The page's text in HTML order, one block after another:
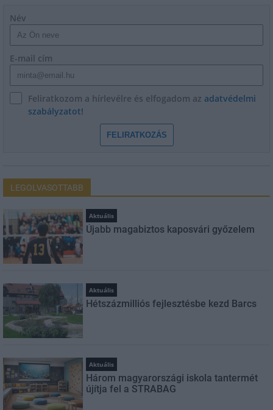
Név
E-mail cím
Feliratkozom a hírlevélre és elfogadom az adatvédelmi
szabályzatot!
FELIRATKOZÁS
LEGOLVASOTTABB
Aktuális
Újabb magabiztos kaposvári győzelem
Aktuális
Hétszázmilliós fejlesztésbe kezd Barcs
Aktuális
Három magyarországi iskola tantermét
újítja fel a STRABAG